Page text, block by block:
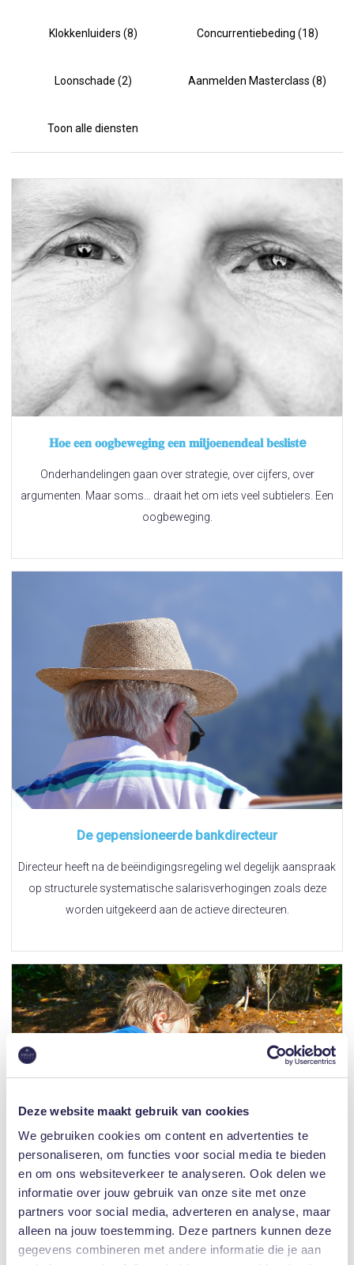
Deze website maakt gebruik van cookies
We gebruiken cookies om content en advertenties te
personaliseren, om functies voor social media te bieden
en om ons websiteverkeer te analyseren. Ook delen we
informatie over jouw gebruik van onze site met onze
partners voor social media, adverteren en analyse, maar
alleen na jouw toestemming. Deze partners kunnen deze
gegevens combineren met andere informatie die je aan
Klokkenluiders (8) Concurrentiebeding (18)
Loonschade (2) Aanmelden Masterclass (8)
Toon alle diensten
𝐇𝐨𝐞 𝐞𝐞𝐧 𝐨𝐨𝐠𝐛𝐞𝐰𝐞𝐠𝐢𝐧𝐠 𝐞𝐞𝐧 𝐦𝐢𝐥𝐣𝐨𝐞𝐧𝐞𝐧𝐝𝐞𝐚𝐥 𝐛𝐞𝐬𝐥𝐢𝐬𝐭e
Onderhandelingen gaan over strategie, over cijfers, over
argumenten. Maar soms… draait het om iets veel subtielers. Een
oogbeweging.
De gepensioneerde bankdirecteur
Directeur heeft na de beëindigingsregeling wel degelijk aanspraak
op structurele systematische salarisverhogingen zoals deze
worden uitgekeerd aan de actieve directeuren.
Second opinion
Een statutair directeur van een werkmaatschappij hielp ik tijdens